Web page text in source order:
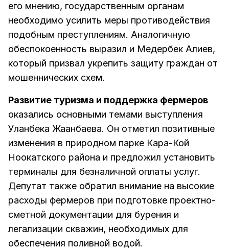
его мнению, государственным органам
необходимо усилить меры противодействия
подобным преступлениям. Аналогичную
обеспокоенность выразил и Медербек Алиев,
который призвал укрепить защиту граждан от
мошеннических схем.
Развитие туризма и поддержка фермеров
оказались основными темами выступления
Уланбека Жаанбаева. Он отметил позитивные
изменения в природном парке Кара-Кой
Ноокатского района и предложил установить
терминалы для безналичной оплаты услуг.
Депутат также обратил внимание на высокие
расходы фермеров при подготовке проектно-
сметной документации для бурения и
легализации скважин, необходимых для
обеспечения поливной водой.